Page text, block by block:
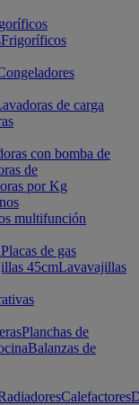
Frigoríficos
de carga
con bomba de
de
por Kg
multifunción
Placas de gas
45cmLavavajillas
Planchas de
Balanzas de
Calefactores